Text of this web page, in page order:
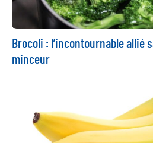
Brocoli : l’incontournable allié
minceur